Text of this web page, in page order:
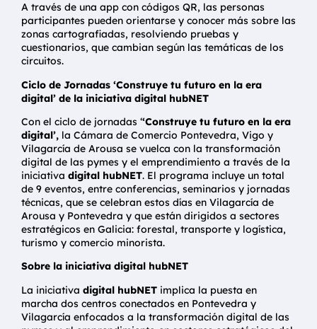
A través de una app con códigos QR, las personas
participantes pueden orientarse y conocer más sobre las
zonas cartografiadas, resolviendo pruebas y
cuestionarios, que cambian según las temáticas de los
circuitos.
Ciclo de Jornadas ‘Construye tu futuro en la era
digital’ de la iniciativa digital hubNET
Con el ciclo de jornadas ‘‘Construye tu futuro en la era
digital’, la Cámara de Comercio Pontevedra, Vigo y
Vilagarcía de Arousa se vuelca con la transformación
digital de las pymes y el emprendimiento a través de la
iniciativa digital hubNET. El programa incluye un total
de 9 eventos, entre conferencias, seminarios y jornadas
técnicas, que se celebran estos días en Vilagarcía de
Arousa y Pontevedra y que están dirigidos a sectores
estratégicos en Galicia: forestal, transporte y logística,
turismo y comercio minorista.
Sobre la iniciativa digital hubNET
La iniciativa digital hubNET implica la puesta en
marcha dos centros conectados en Pontevedra y
Vilagarcía enfocados a la transformación digital de las